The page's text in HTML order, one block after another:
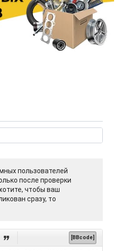
пользователей
после проверки
чтобы ваш
сразу, то
 [BBcode]